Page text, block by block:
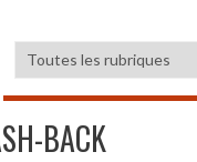
BACK